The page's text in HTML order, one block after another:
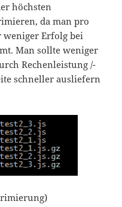
höchsten
da man pro
Erfolg bei
Man sollte weniger
Rechenleistung /-
schneller ausliefern